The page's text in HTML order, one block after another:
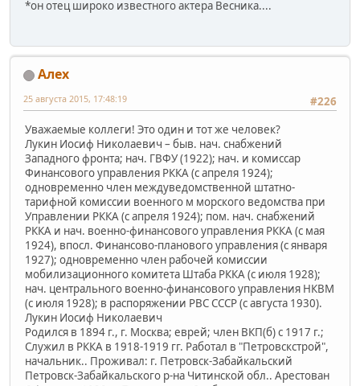
*он отец широко известного актера Весника....
Алех
#226
25 августа 2015, 17:48:19
Уважаемые коллеги! Это один и тот же человек?
Лукин Иосиф Николаевич – быв. нач. снабжений
Западного фронта; нач. ГВФУ (1922); нач. и комиссар
Финансового управления РККА (с апреля 1924);
одновременно член междуведомственной штатно-
тарифной комиссии военного м морского ведомства при
Управлении РККА (с апреля 1924); пом. нач. снабжений
РККА и нач. военно-финансового управления РККА (с мая
1924), впосл. Финансово-планового управления (с января
1927); одновременно член рабочей комиссии
мобилизационного комитета Штаба РККА (с июля 1928);
нач. центрального военно-финансового управления НКВМ
(с июля 1928); в распоряжении РВС СССР (с августа 1930).
Лукин Иосиф Николаевич
Родился в 1894 г., г. Москва; еврей; член ВКП(б) с 1917 г.;
Служил в РККА в 1918-1919 гг. Работал в "Петровскстрой",
начальник.. Проживал: г. Петровск-Забайкальский
Петровск-Забайкальского р-на Читинской обл.. Арестован